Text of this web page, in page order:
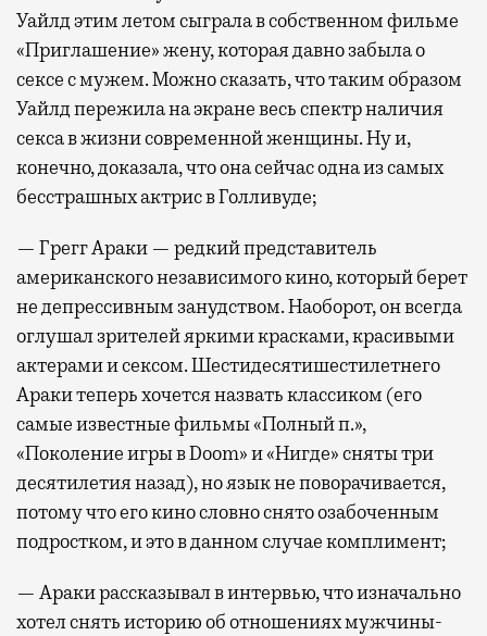
Уайлд этим летом сыграла в собственном фильме
«Приглашение» жену, которая давно забыла о
сексе с мужем. Можно сказать, что таким образом
Уайлд пережила на экране весь спектр наличия
секса в жизни современной женщины. Ну и,
конечно, доказала, что она сейчас одна из самых
бесстрашных актрис в Голливуде;
— Грегг Араки — редкий представитель
американского независимого кино, который берет
не депрессивным занудством. Наоборот, он всегда
оглушал зрителей яркими красками, красивыми
актерами и сексом. Шестидесятишестилетнего
Араки теперь хочется назвать классиком (его
самые известные фильмы «Полный п.»,
«Поколение игры в Doom» и «Нигде» сняты три
десятилетия назад), но язык не поворачивается,
потому что его кино словно снято озабоченным
подростком, и это в данном случае комплимент;
— Араки рассказывал в интервью, что изначально
хотел снять историю об отношениях мужчины-